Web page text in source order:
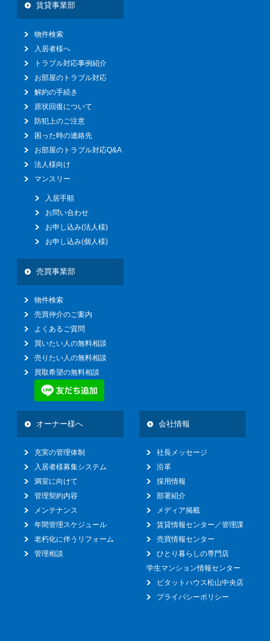
賃貸事業部
物件検索
入居者様へ
トラブル対応事例紹介
お部屋のトラブル対応
解約の手続き
原状回復について
防犯上のご注意
困った時の連絡先
お部屋のトラブル対応Q&A
法人様向け
マンスリー
入居手順
お問い合わせ
お申し込み(法人様)
お申し込み(個人様)
売買事業部
物件検索
売買仲介のご案内
よくあるご質問
買いたい人の無料相談
売りたい人の無料相談
買取希望の無料相談
オーナー様へ
充実の管理体制
入居者様募集システム
満室に向けて
管理契約内容
メンテナンス
年間管理スケジュール
老朽化に伴うリフォーム
管理相談
会社情報
社長メッセージ
沿革
採用情報
部署紹介
メディア掲載
賃貸情報センター／管理課
売買情報センター
ひとり暮らしの専門店
学生マンション情報センター
ピタットハウス松山中央店
プライバシーポリシー